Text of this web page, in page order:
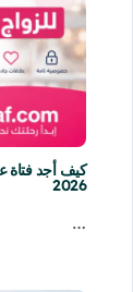
كيف أجد فتاة
2026
…